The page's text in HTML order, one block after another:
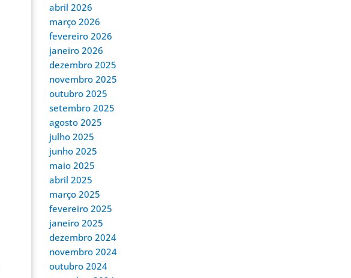
abril 2026
março 2026
fevereiro 2026
janeiro 2026
dezembro 2025
novembro 2025
outubro 2025
setembro 2025
agosto 2025
julho 2025
junho 2025
maio 2025
abril 2025
março 2025
fevereiro 2025
janeiro 2025
dezembro 2024
novembro 2024
outubro 2024